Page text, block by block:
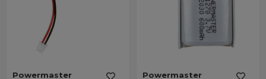
Powermaster Powermaster